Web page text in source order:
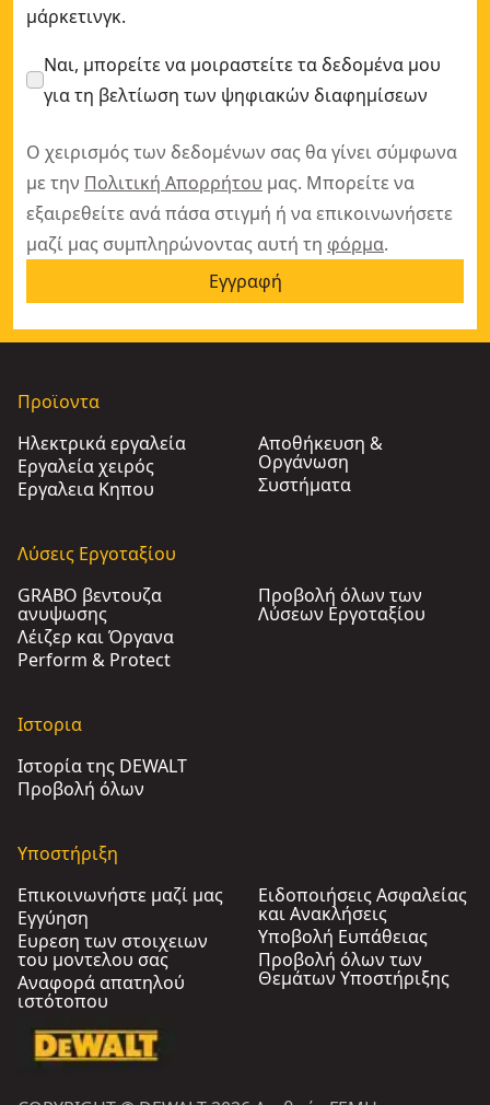
μάρκετινγκ.
Ναι, μπορείτε να μοιραστείτε τα δεδομένα μου
για τη βελτίωση των ψηφιακών διαφημίσεων
Ο χειρισμός των δεδομένων σας θα γίνει σύμφωνα
με την Πολιτική Απορρήτου μας. Μπορείτε να
εξαιρεθείτε ανά πάσα στιγμή ή να επικοινωνήσετε
μαζί μας συμπληρώνοντας αυτή τη φόρμα.
Εγγραφή
Προϊοντα
Ηλεκτρικά εργαλεία
Εργαλεία χειρός
Εργαλεια Κηπου​
Αποθήκευση &
Οργάνωση
Συστήματα
Λύσεις Εργοταξίου
GRABO βεντουζα
ανυψωσης
Λέιζερ και Όργανα
Perform & Protect
Προβολή όλων των
Λύσεων Εργοταξίου
Ιστορια
Ιστορία της DEWALT
Προβολή όλων
Υποστήριξη
Επικοινωνήστε μαζί μας
Εγγύηση
Ευρεση των στοιχειων
του μοντελου σας
Αναφορά απατηλού
ιστότοπου
Ειδοποιήσεις Ασφαλείας
και Ανακλήσεις
Υποβολή Ευπάθειας
Προβολή όλων των
Θεμάτων Υποστήριξης